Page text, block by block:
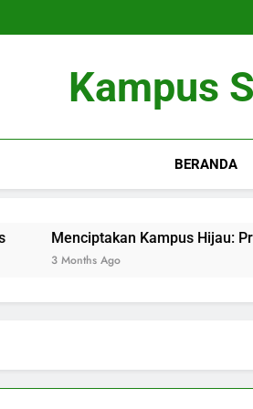
Kampus
BERANDA
Menciptakan Kampus Hijau:
3 Months Ago